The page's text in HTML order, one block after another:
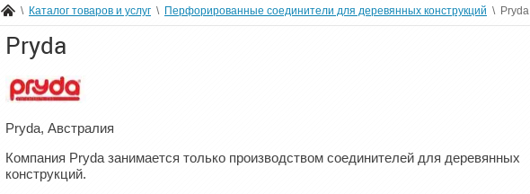
Главная
  \
Каталог товаров и услуг
  \
Перфорированные соединители для деревянных конструкций
  \  Pryda
Pryda
Pryda, Австралия
Компания Pryda занимается только производством соединителей для деревянных
конструкций.